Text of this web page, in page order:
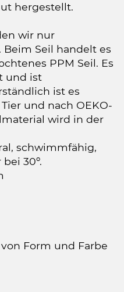
hergestellt.
wir nur
Seil handelt es
PPM Seil. Es
und ist
ist es
und nach OEKO-
wird in der
schwimmfähig,
30º.
Form und Farbe